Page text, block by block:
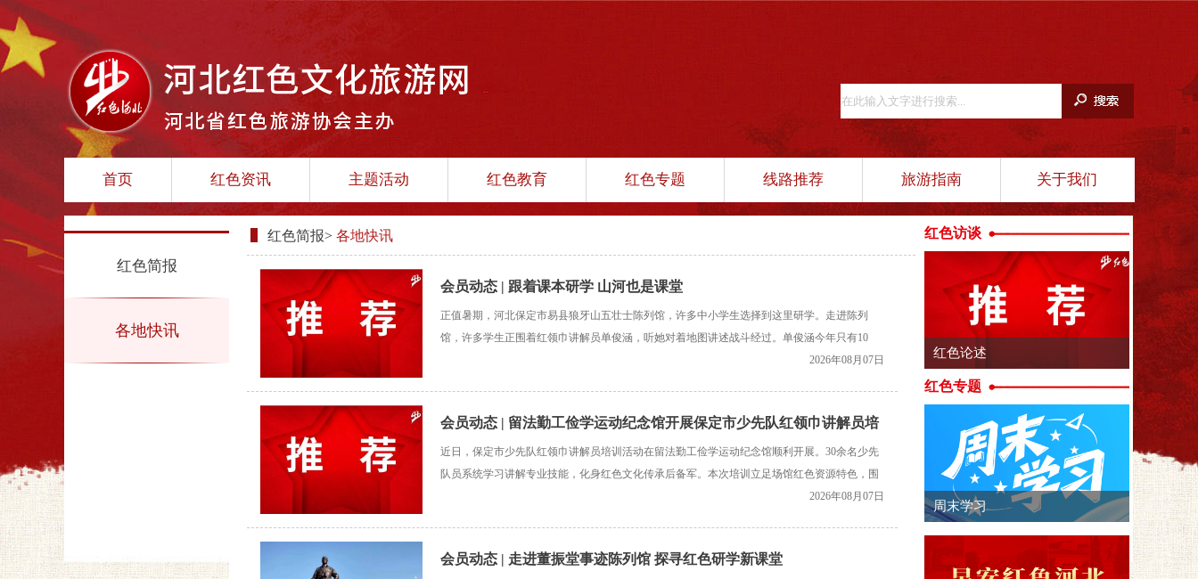
首页 红色资讯 主题活动 红色教育 红色专题 线路推荐 旅游指南 关于我们
红色简报
各地快讯
红色简报> 各地快讯
会员动态 | 跟着课本研学 山河也是课堂
正值暑期，河北保定市易县狼牙山五壮士陈列馆，许多中小学生选择到这里研学。走进陈列
馆，许多学生正围着红领巾讲解员单俊涵，听她对着地图讲述战斗经过。单俊涵今年只有10
岁，讲得却很打动人。“同龄人的讲述让前来研学的孩子们更愿意主动提问、主动思考。”陈列
2026年08月07日
会员动态 | 留法勤工俭学运动纪念馆开展保定市少先队红领巾讲解员培
训
近日，保定市少先队红领巾讲解员培训活动在留法勤工俭学运动纪念馆顺利开展。30余名少先
队员系统学习讲解专业技能，化身红色文化传承后备军。本次培训立足场馆红色资源特色，围
绕讲解礼仪规范、语言表达技巧、历史知识研习、展厅实景实训四大核心模块开展系统化教
2026年08月07日
会员动态 | 走进董振堂事迹陈列馆 探寻红色研学新课堂
红色访谈
红色专题